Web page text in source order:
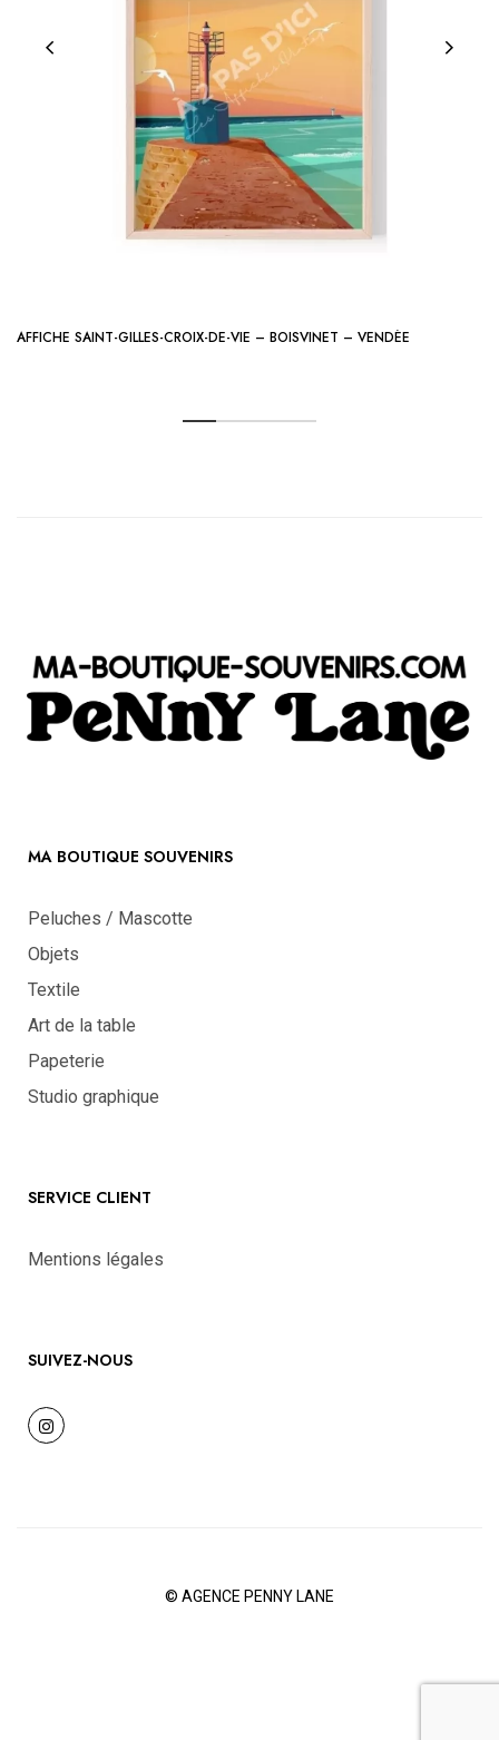
AFFICHE SAINT-GILLES-CROIX-DE-VIE – BOISVINET – VENDÉE
MA BOUTIQUE SOUVENIRS
Peluches / Mascotte
Objets
Textile
Art de la table
Papeterie
Studio graphique
SERVICE CLIENT
Mentions légales
SUIVEZ-NOUS
© AGENCE PENNY LANE